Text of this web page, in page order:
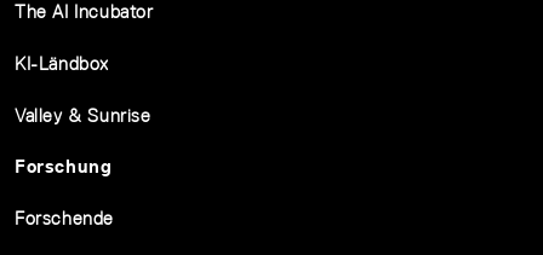
The AI Incubator
KI-Ländbox
Valley & Sunrise
Forschung
Forschende